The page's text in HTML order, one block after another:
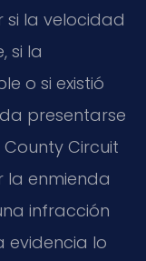
si la velocidad
si la
o si existió
presentarse
Circuit
la enmienda
infracción
evidencia lo